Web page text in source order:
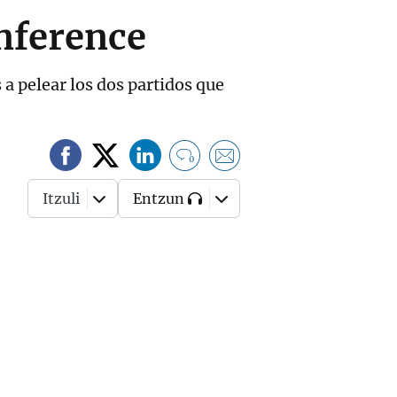
pelear los dos partidos que
0
Itzuli Entzun